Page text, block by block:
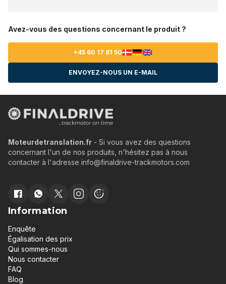
Avez-vous des questions concernant le produit ?
+45 60 17 81 50
ENVOYEZ-NOUS UN E-MAIL
Moteurdetranslation.fr - Si vous avez des questions
concernant l'un de nos produits, n'hésitez pas à nous
contacter à l'adresse info@finaldrive-trackmotors.com
Information
Enquête
Égalisation des prix
Qui sommes-nous
Nous contacter
FAQ
Blog